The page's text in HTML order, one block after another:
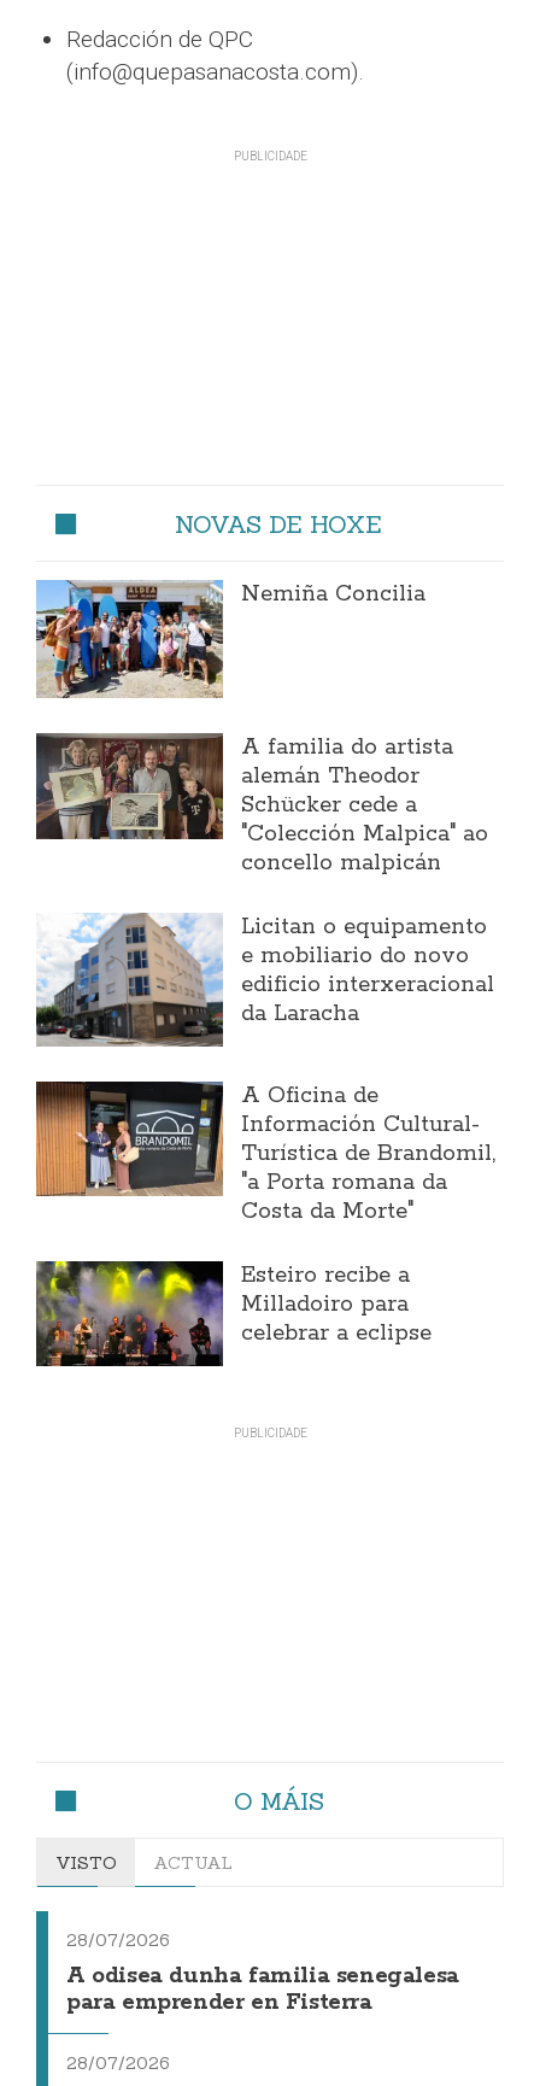
Redacción de QPC
(info@quepasanacosta.com).
NOVAS DE HOXE
Nemiña Concilia
A familia do artista
alemán Theodor
Schücker cede a
"Colección Malpica" ao
concello malpicán
Licitan o equipamento
e mobiliario do novo
edificio interxeracional
da Laracha
A Oficina de
Información Cultural-
Turística de Brandomil,
"a Porta romana da
Costa da Morte"
Esteiro recibe a
Milladoiro para
celebrar a eclipse
O MÁIS
VISTO ACTUAL
28/07/2026
A odisea dunha familia senegalesa
para emprender en Fisterra
28/07/2026